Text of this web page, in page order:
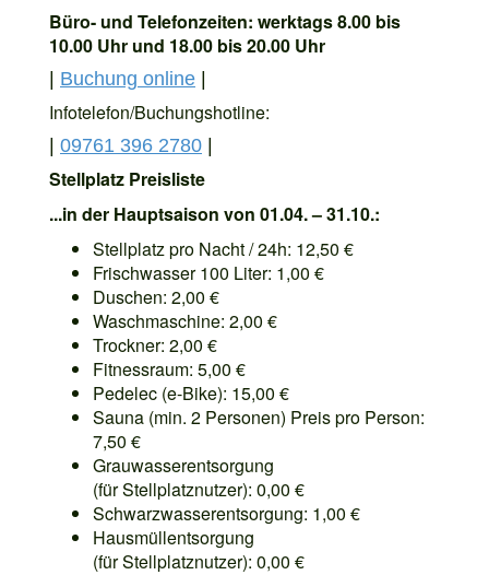
Büro- und Telefonzeiten: werktags 8.00 bis
10.00 Uhr und 18.00 bis 20.00 Uhr
| Buchung online |
Infotelefon/Buchungshotline:
| 09761 396 2780 |
Stellplatz Preisliste
...in der Hauptsaison von 01.04. – 31.10.:
Stellplatz pro Nacht / 24h: 12,50 €
Frischwasser 100 Liter: 1,00 €
Duschen: 2,00 €
Waschmaschine: 2,00 €
Trockner: 2,00 €
Fitnessraum: 5,00 €
Pedelec (e-Bike): 15,00 €
Sauna (min. 2 Personen) Preis pro Person:
7,50 €
Grauwasserentsorgung
(für Stellplatznutzer): 0,00 €
Schwarzwasserentsorgung: 1,00 €
Hausmüllentsorgung
(für Stellplatznutzer): 0,00 €